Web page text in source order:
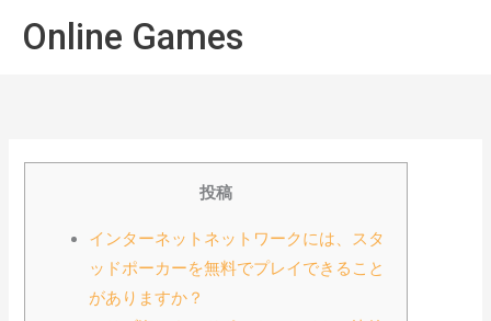
naarOnline Games
投稿
インターネットネットワークには、スタ
ッドポーカーを無料でプレイできること
がありますか？